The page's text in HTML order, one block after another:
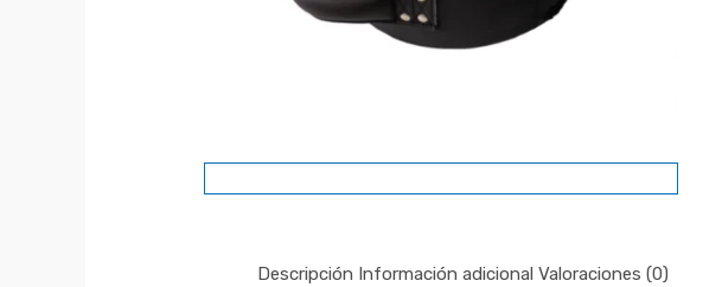
Descripción Información adicional Valoraciones (0)